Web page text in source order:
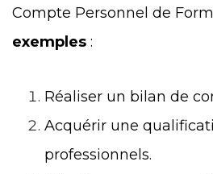
Compte Personnel de
exemples :
Réaliser un bilan de
Acquérir une
professionnels.